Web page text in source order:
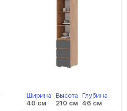
Ширина
40 см
Высота
210 см
Глубина
46 см